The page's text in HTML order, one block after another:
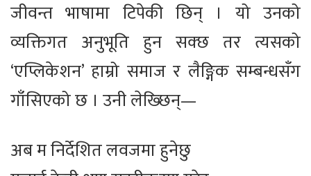
जीवन्त भाषामा टिपेकी छिन् । यो उनको
व्यक्तिगत अनुभूति हुन सक्छ तर त्यसको
‘एप्लिकेशन’ हाम्रो समाज र लैङ्गिक सम्बन्धसँग
गाँसिएको छ । उनी लेख्छिन्—
अब म निर्देशित लवजमा हुनेछु